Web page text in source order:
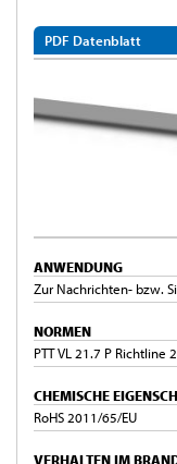
PDF Datenblatt
ANWENDUNG
Zur Nachrichten- bzw.
NORMEN
PTT VL 21.7 P
CHEMISCHE
RoHS 2011/65/EU
VERHALTEN IM